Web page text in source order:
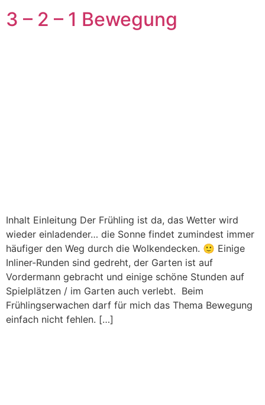
3 – 2 – 1 Bewegung
Inhalt Einleitung Der Frühling ist da, das Wetter wird
wieder einladender… die Sonne findet zumindest immer
häufiger den Weg durch die Wolkendecken. 🙂 Einige
Inliner-Runden sind gedreht, der Garten ist auf
Vordermann gebracht und einige schöne Stunden auf
Spielplätzen / im Garten auch verlebt. Beim
Frühlingserwachen darf für mich das Thema Bewegung
einfach nicht fehlen. […]